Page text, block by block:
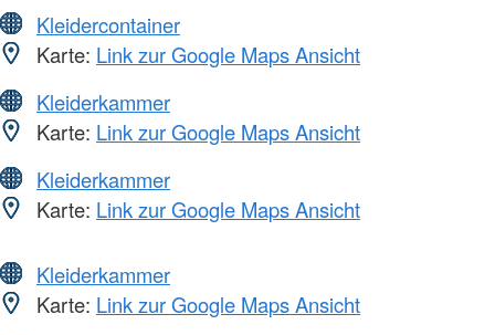
Kleidercontainer
Karte: Link zur Google Maps Ansicht
Kleiderkammer
Karte: Link zur Google Maps Ansicht
Kleiderkammer
Karte: Link zur Google Maps Ansicht
Kleiderkammer
Karte: Link zur Google Maps Ansicht